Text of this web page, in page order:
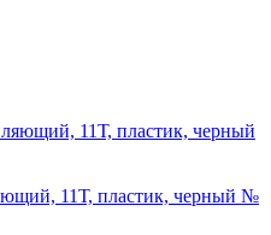
11Т, пластик, черный №